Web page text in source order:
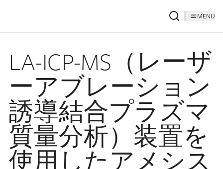
MENU
LA-ICP-MS（レーザ
ーアブレーション
誘導結合プラズマ
質量分析）装置を
使用したアメシス